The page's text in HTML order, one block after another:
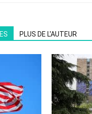
PLUS DE L'AUTEUR